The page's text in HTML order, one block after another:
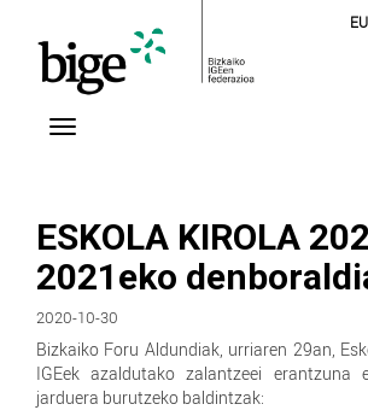
ESKOLA KIROLA
2021eko
2020-10-30
Bizkaiko Foru Aldundiak, urriaren 29an,
IGEek azaldutako zalantzeei erantzuna
jarduera burutzeko baldintzak: